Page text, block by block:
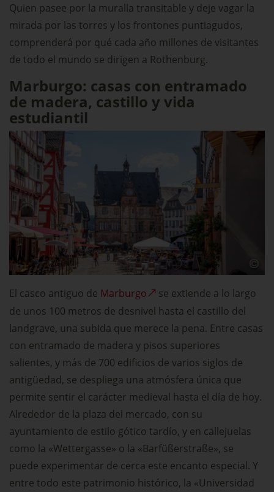
Quien pasee por la muralla transitable y deje vagar la
mirada por las torres y los frontones puntiagudos,
comprenderá por qué cada año millones de visitantes
de todo el mundo se dirigen a Rothenburg.
Marburgo: casas con entramado
de madera, castillo y vida
estudiantil
El casco antiguo de Marburgo
se extiende a lo largo
de unos 100 metros de desnivel hasta el castillo del
landgrave, una subida que merece la pena. Entre casas
con entramado de madera y pisos superiores
salientes, y más de 700 edificios de varios siglos de
antigüedad, se despliega una atmósfera única que
permite sentir el carácter medieval hasta el día de hoy.
Alrededor de la plaza del mercado, con su
ayuntamiento de estilo gótico tardío, y en callejuelas
como la «Wettergasse» o la «Barfüßerstraße», se
puede experimentar de cerca este encanto especial. Y
entre todo este patrimonio histórico, la «Universidad